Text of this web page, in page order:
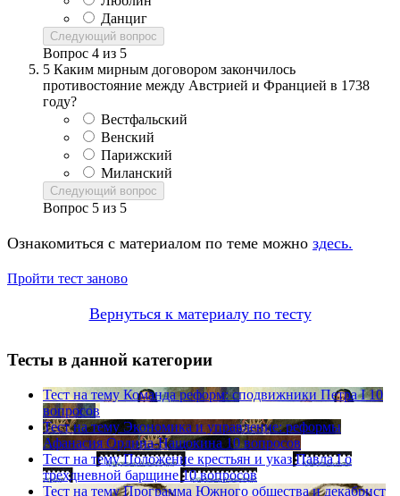
Данциг
Следующий вопрос
Вопрос 4 из 5
5 Каким мирным договором закончилось
противостояние между Австрией и Францией в 1738
году?
Вестфальский
Венский
Парижский
Миланский
Следующий вопрос
Вопрос 5 из 5
Ознакомиться с материалом по теме можно здесь.
Пройти тест заново
Вернуться к материалу по тесту
Тесты в данной категории
Тест на тему Команда реформ: сподвижники Петра I 10
вопросов
Тест на тему Экономика и управление: реформы
Афанасия Ордина-Нащокина 10 вопросов
Тест на тему Положение крестьян и указ Павла I о
трехдневной барщине 10 вопросов
Тест на тему Программа Южного общества и декабрист